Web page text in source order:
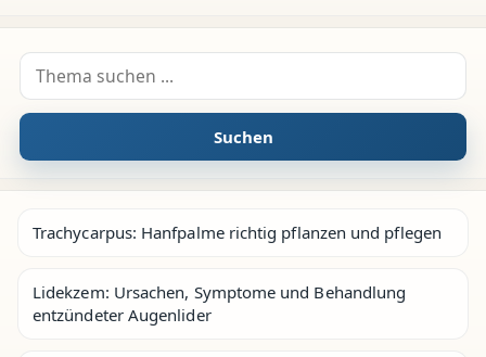
Suche nach:
Suchen
Trachycarpus: Hanfpalme richtig pflanzen und pflegen
Lidekzem: Ursachen, Symptome und Behandlung
entzündeter Augenlider